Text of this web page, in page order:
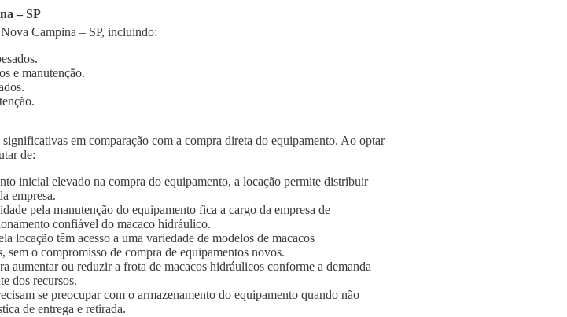
– SP
Campina – SP, incluindo:
e manutenção.
em comparação com a compra direta do equipamento. Ao optar
de:
inicial elevado na compra do equipamento, a locação permite distribuir
empresa.
pela manutenção do equipamento fica a cargo da empresa de
confiável do macaco hidráulico.
locação têm acesso a uma variedade de modelos de macacos
o compromisso de compra de equipamentos novos.
aumentar ou reduzir a frota de macacos hidráulicos conforme a demanda
dos recursos.
se preocupar com o armazenamento do equipamento quando não
de entrega e retirada.